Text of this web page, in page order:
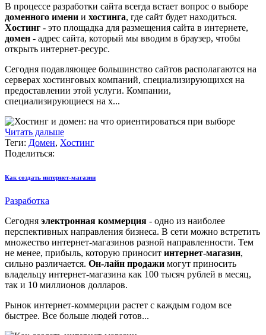
В процессе разработки сайта всегда встает вопрос о выборе
доменного имени и хостинга, где сайт будет находиться.
Хостинг - это площадка для размещения сайта в интернете,
домен - адрес сайта, который мы вводим в браузер, чтобы
открыть интернет-ресурс.
Сегодня подавляющее большинство сайтов располагаются на
серверах хостинговых компаний, специализирующихся на
предоставлении этой услуги. Компании,
специализирующиеся на х...
Читать дальше
Теги: Домен, Хостинг
Поделиться:
Как создать интернет-магазин
Разработка
Сегодня электронная коммерция - одно из наиболее
перспективных направления бизнеса. В сети можно встретить
множество интернет-магазинов разной направленности. Тем
не менее, прибыль, которую приносит интернет-магазин,
сильно различается. Он-лайн продажи могут приносить
владельцу интернет-магазина как 100 тысяч рублей в месяц,
так и 10 миллионов долларов.
Рынок интернет-коммерции растет с каждым годом все
быстрее. Все больше людей готов...